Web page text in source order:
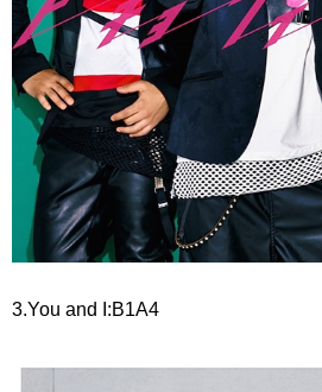
3.You and I:B1A4